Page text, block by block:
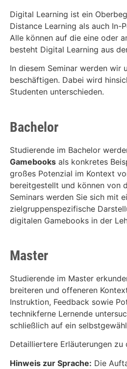
Digital Learning ist ein
Distance Learning als auch In-
Alle können auf die eine oder
besteht Digital Learning aus
In diesem Seminar werden wir
beschäftigen. Dabei wird
Studenten unterschieden.
Bachelor
Studierende im Bachelor
Gamebooks als konkretes
großes Potenzial im Kontext
bereitgestellt und können von
Seminars werden Sie sich mit
zielgruppenspezifische
digitalen Gamebooks in der
Master
Studierende im Master
breiteren und offeneren
Instruktion, Feedback sowie
technikferne Lernende
schließlich auf ein
Detailliertere Erläuterungen zu
Hinweis zur Sprache: Die